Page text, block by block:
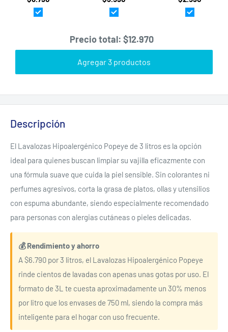
Blanca
20g · 50u
Vapohouse
Precio total: $12.970
Agregar 3 productos
Descripción
El Lavalozas Hipoalergénico Popeye de 3 litros es la opción
ideal para quienes buscan limpiar su vajilla eficazmente con
una fórmula suave que cuida la piel sensible. Sin colorantes ni
perfumes agresivos, corta la grasa de platos, ollas y utensilios
con espuma abundante, siendo especialmente recomendado
para personas con alergias cutáneas o pieles delicadas.
💰 Rendimiento y ahorro
A $6.790 por 3 litros, el Lavalozas Hipoalergénico Popeye
rinde cientos de lavadas con apenas unas gotas por uso. El
formato de 3L te cuesta aproximadamente un 30% menos
por litro que los envases de 750 ml, siendo la compra más
inteligente para el hogar con uso frecuente.